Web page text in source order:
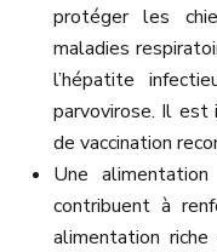
protéger les
maladies
l’hépatite
parvovirose. Il
de vaccination
Une
contribuent à
alimentation